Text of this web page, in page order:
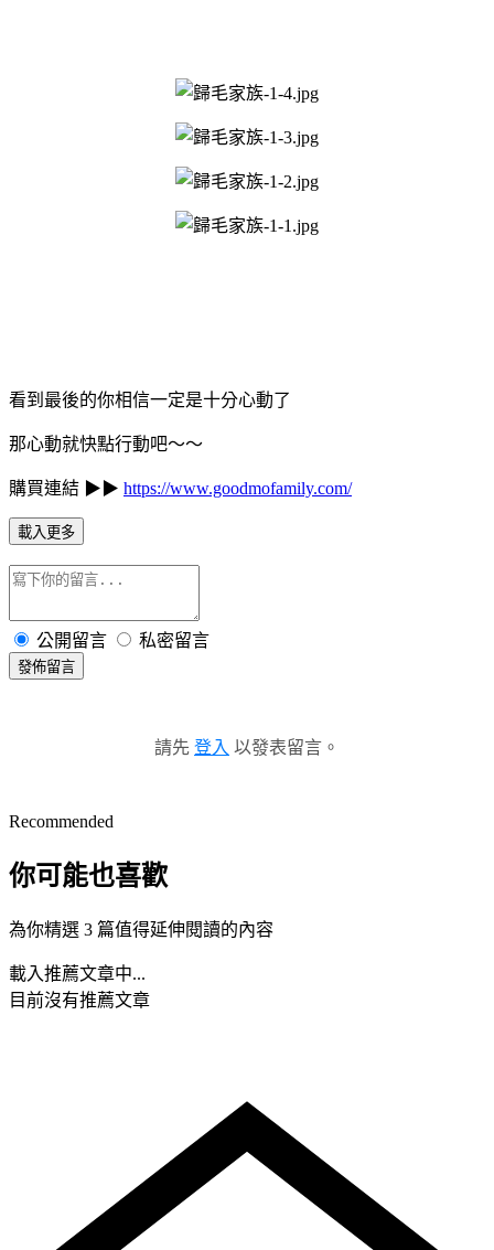
看到最後的你相信一定是十分心動了
那心動就快點行動吧～～
購買連結 ▶▶ https://www.goodmofamily.com/
載入更多
公開留言 私密留言
發佈留言
請先 登入 以發表留言。
Recommended
你可能也喜歡
為你精選 3 篇值得延伸閱讀的內容
載入推薦文章中...
目前沒有推薦文章